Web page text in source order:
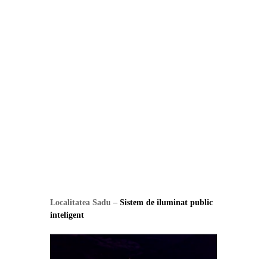
Localitatea Sadu – Sistem de iluminat public
inteligent